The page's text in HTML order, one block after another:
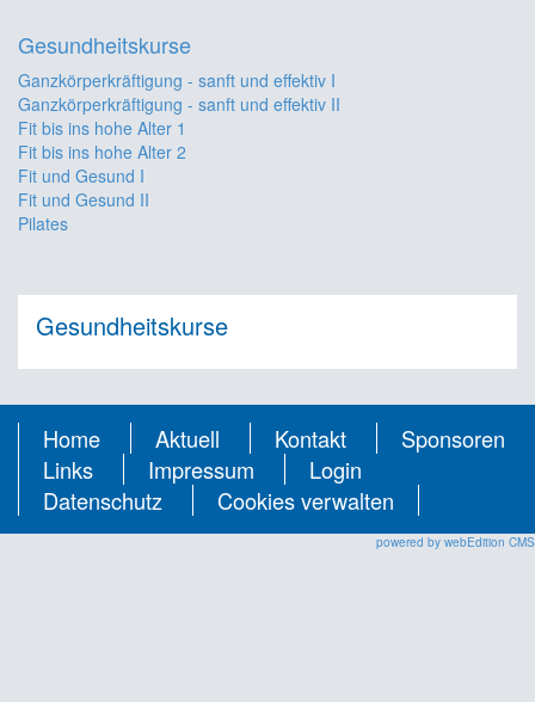
Gesundheitskurse
Ganzkörperkräftigung - sanft und effektiv I
Ganzkörperkräftigung - sanft und effektiv II
Fit bis ins hohe Alter 1
Fit bis ins hohe Alter 2
Fit und Gesund I
Fit und Gesund II
Pilates
Gesundheitskurse
Home Aktuell Kontakt
Sponsoren
Links
Impressum
Login
Datenschutz
Cookies verwalten
powered by webEdition CMS